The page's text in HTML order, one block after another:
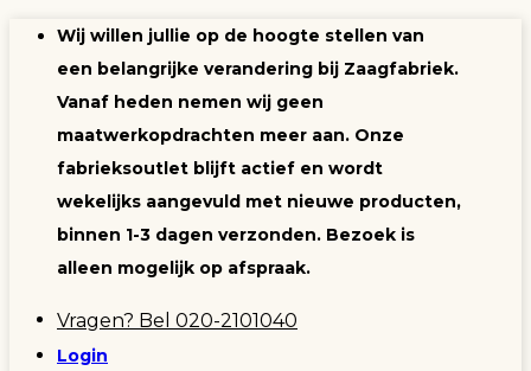
inhoud
Wij willen jullie op de hoogte stellen van
een belangrijke verandering bij Zaagfabriek.
Vanaf heden nemen wij geen
maatwerkopdrachten meer aan. Onze
fabrieksoutlet blijft actief en wordt
wekelijks aangevuld met nieuwe producten,
binnen 1-3 dagen verzonden. Bezoek is
alleen mogelijk op afspraak.
Vragen? Bel 020-2101040
Login